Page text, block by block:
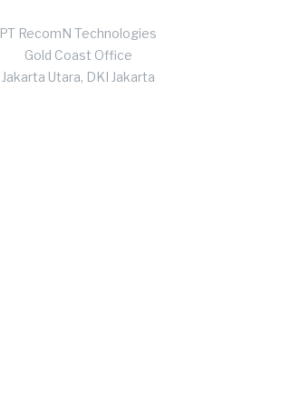
PT RecomN Technologies
Gold Coast Office
Jakarta Utara, DKI Jakarta